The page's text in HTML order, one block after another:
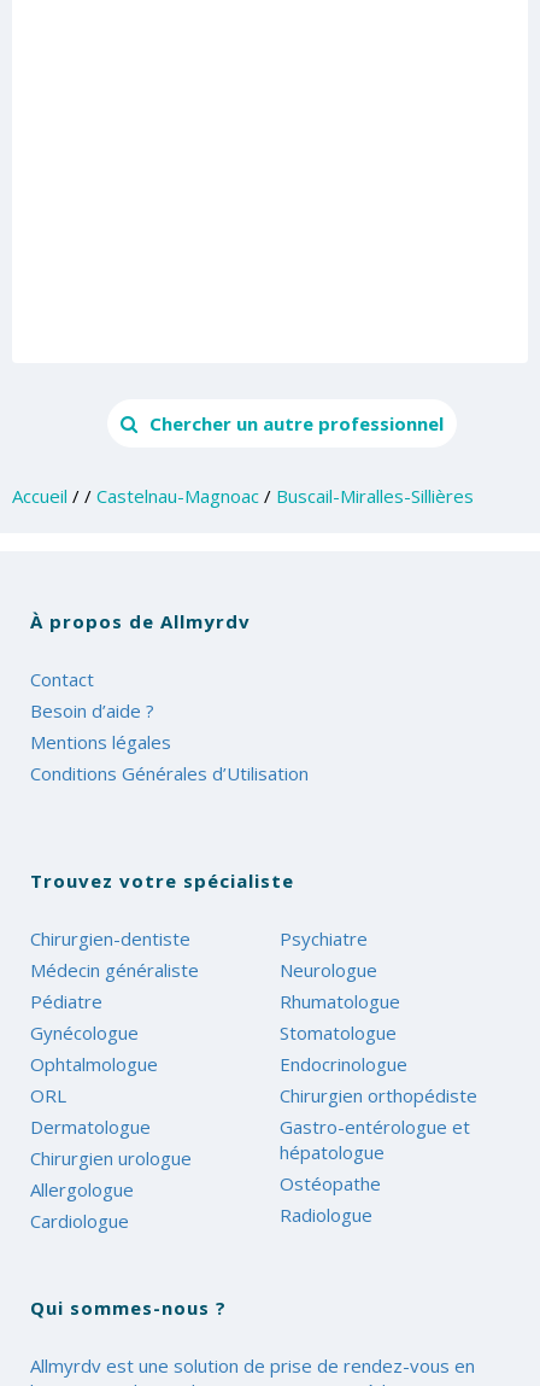
Chercher un autre professionnel
Accueil / / Castelnau-Magnoac / Buscail-Miralles-Sillières
À propos de Allmyrdv
Contact
Besoin d’aide ?
Mentions légales
Conditions Générales d’Utilisation
Trouvez votre spécialiste
Chirurgien-dentiste
Médecin généraliste
Pédiatre
Gynécologue
Ophtalmologue
ORL
Dermatologue
Chirurgien urologue
Allergologue
Cardiologue
Psychiatre
Neurologue
Rhumatologue
Stomatologue
Endocrinologue
Chirurgien orthopédiste
Gastro-entérologue et
hépatologue
Ostéopathe
Radiologue
Qui sommes-nous ?
Allmyrdv est une solution de prise de rendez-vous en